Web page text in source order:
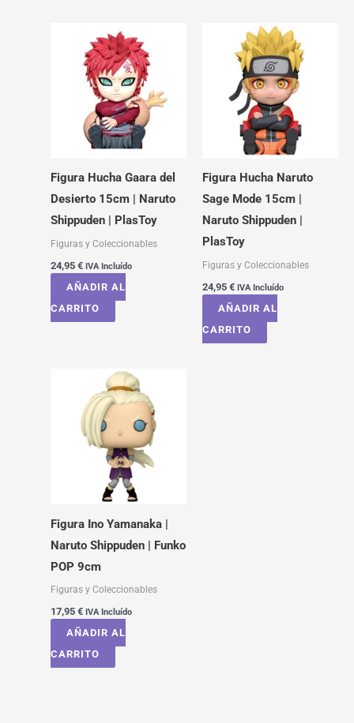
Figura Hucha Gaara del
Desierto 15cm | Naruto
Shippuden | PlasToy
Figuras y Coleccionables
24,95 € IVA Incluído
AÑADIR AL
CARRITO
Figura Hucha Naruto
Sage Mode 15cm |
Naruto Shippuden |
PlasToy
Figuras y Coleccionables
24,95 € IVA Incluído
AÑADIR AL
CARRITO
Figura Ino Yamanaka |
Naruto Shippuden | Funko
POP 9cm
Figuras y Coleccionables
17,95 € IVA Incluído
AÑADIR AL
CARRITO